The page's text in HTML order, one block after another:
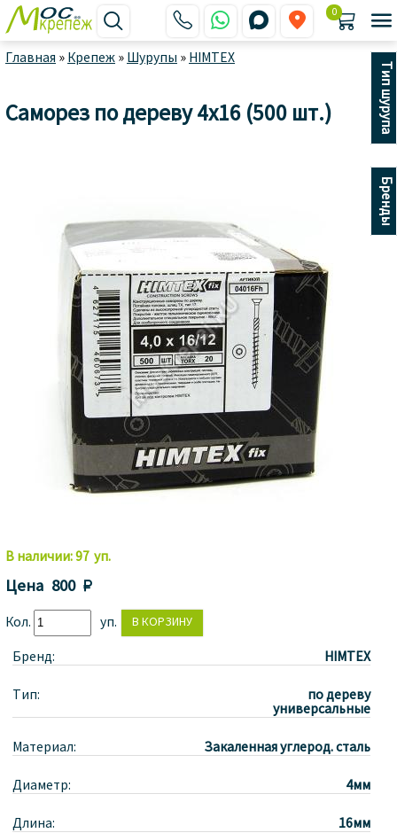
    
0 
Главная » Крепеж » Шурупы » HIMTEX
Тип шурупа
Бренды
Саморез по дереву 4x16 (500 шт.)
В наличии:97 уп.
Цена 800 
Кол. уп.
Бренд: HIMTEX
Тип:
по дереву
универсальные
Материал: Закаленная углерод. сталь
Диаметр: 4мм
Длина: 16мм